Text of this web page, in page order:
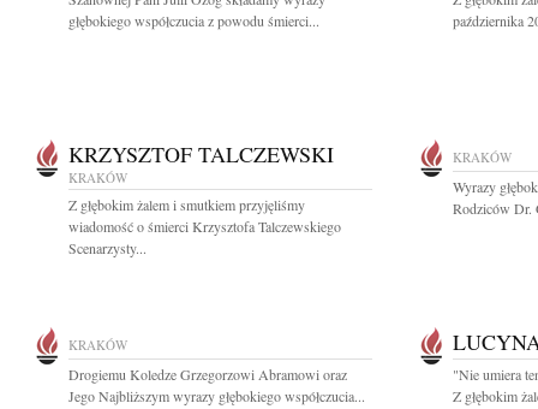
głębokiego współczucia z powodu śmierci...
października
KRZYSZTOF TALCZEWSKI
KRAKÓW
Z głębokim żalem i smutkiem przyjęliśmy
wiadomość o śmierci Krzysztofa Talczewskiego
Scenarzysty...
KRAKÓW
Wyrazy
Rodziców Dr.
KRAKÓW
Drogiemu Koledze Grzegorzowi Abramowi oraz
Jego Najbliższym wyrazy głębokiego współczucia...
"Nie umiera
Z głębokim